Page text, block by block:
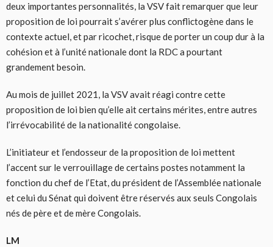
deux importantes personnalités, la VSV fait remarquer que leur
proposition de loi pourrait s’avérer plus conflictogène dans le
contexte actuel, et par ricochet, risque de porter un coup dur à la
cohésion et à l’unité nationale dont la RDC a pourtant
grandement besoin.
Au mois de juillet 2021, la VSV avait réagi contre cette
proposition de loi bien qu’elle ait certains mérites, entre autres
l’irrévocabilité de la nationalité congolaise.
L’initiateur et l’endosseur de la proposition de loi mettent
l’accent sur le verrouillage de certains postes notamment la
fonction du chef de l’Etat, du président de l’Assemblée nationale
et celui du Sénat qui doivent être réservés aux seuls Congolais
nés de père et de mère Congolais.
LM